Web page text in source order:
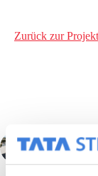
Zurück zur